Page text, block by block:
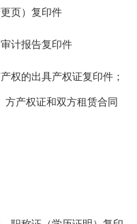
页）复印件
计报告复印件
权的出具产权证复印件；
方产权证和双方租赁合同